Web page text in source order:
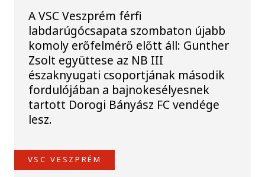
A VSC Veszprém férfi
labdarúgócsapata szombaton újabb
komoly erőfelmérő előtt áll: Gunther
Zsolt együttese az NB III
északnyugati csoportjának második
fordulójában a bajnokesélyesnek
tartott Dorogi Bányász FC vendége
lesz.
VSC VESZPRÉM